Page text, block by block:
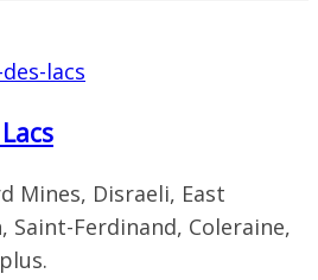
Mines, Disraeli, East
Saint-Ferdinand, Coleraine,